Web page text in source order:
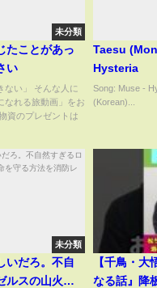
未分類
たことがあっ
い
ない」 そんな人に
なれる旅動画」をお
資のプレゼントは
Taesu
Hysteria
Song: Muse -
(Korean)...
未分類
いだろ。不自
ルスの山火
【千鳥・
なる話』降